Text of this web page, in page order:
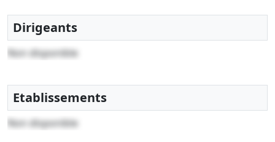
Dirigeants
Non disponible
Etablissements
Non disponible